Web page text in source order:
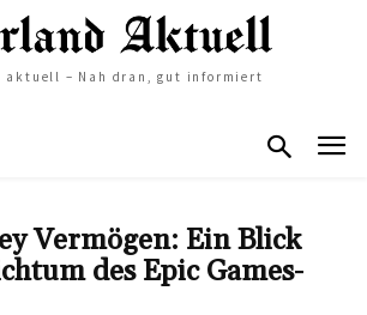
aktuell – Nah dran, gut informiert
Vermögen: Ein Blick
des Epic Games-